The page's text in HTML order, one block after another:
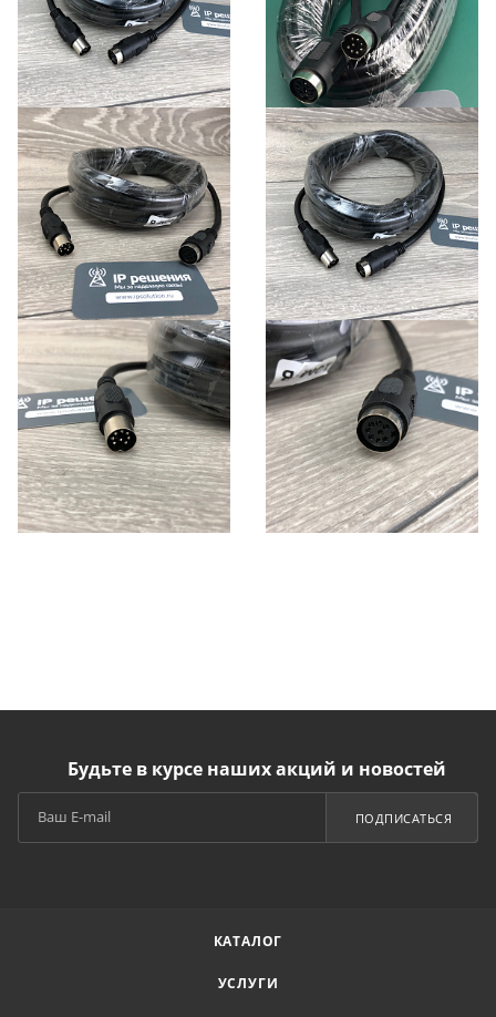
Будьте в курсе наших акций и новостей
ПОДПИСАТЬСЯ
КАТАЛОГ
УСЛУГИ